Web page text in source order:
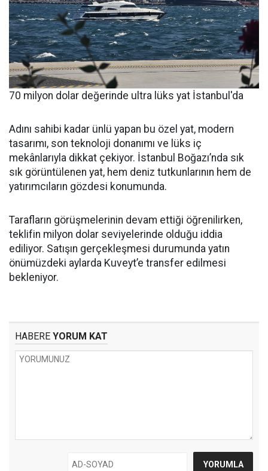
70 milyon dolar değerinde ultra lüks yat İstanbul'da
Adını sahibi kadar ünlü yapan bu özel yat, modern
tasarımı, son teknoloji donanımı ve lüks iç
mekânlarıyla dikkat çekiyor. İstanbul Boğazı’nda sık
sık görüntülenen yat, hem deniz tutkunlarının hem de
yatırımcıların gözdesi konumunda.
Tarafların görüşmelerinin devam ettiği öğrenilirken,
teklifin milyon dolar seviyelerinde olduğu iddia
ediliyor. Satışın gerçekleşmesi durumunda yatın
önümüzdeki aylarda Kuveyt’e transfer edilmesi
bekleniyor.
HABERE YORUM KAT